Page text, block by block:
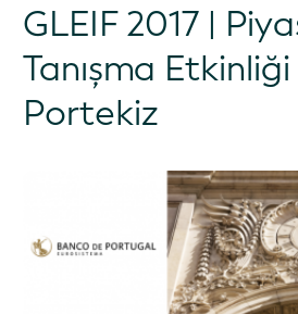
GLEIF 2017 |
Tanışma
Portekiz